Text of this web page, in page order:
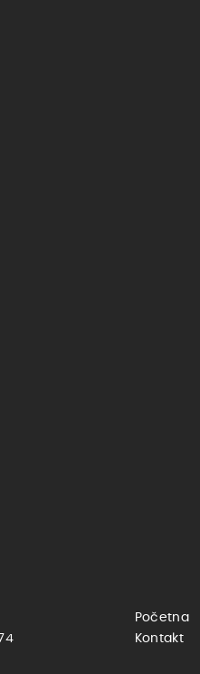
Početna
Kontakt